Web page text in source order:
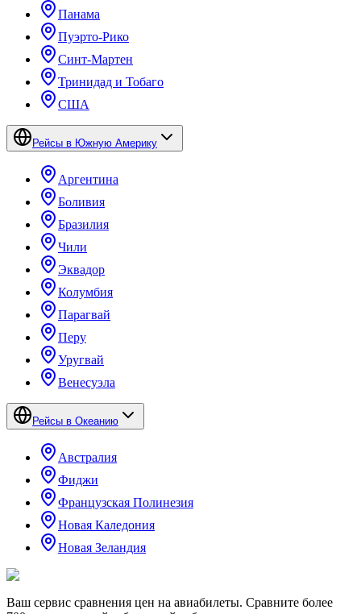
Панама
Пуэрто-Рико
Синт-Мартен
Тринидад и Тобаго
США
Рейсы в Южную Америку
Аргентина
Боливия
Бразилия
Чили
Эквадор
Колумбия
Парагвай
Перу
Уругвай
Венесуэла
Рейсы в Океанию
Австралия
Фиджи
Французская Полинезия
Новая Каледония
Новая Зеландия
Ваш сервис сравнения цен на авиабилеты. Сравните более